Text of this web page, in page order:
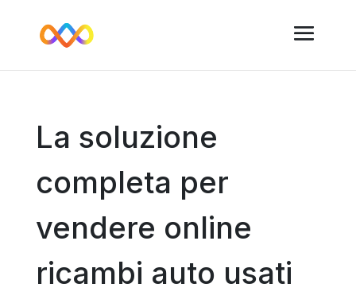
La soluzione
completa per
vendere online
ricambi auto usati